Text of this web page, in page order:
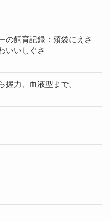
の飼育記録：頬袋にえさ
いいしぐさ
握力、血液型まで。